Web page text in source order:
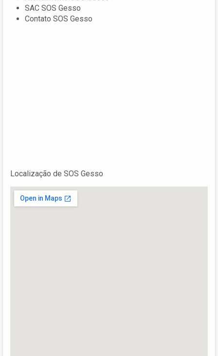
SAC SOS Gesso
Contato SOS Gesso
Localização de SOS Gesso